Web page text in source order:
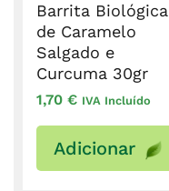
Barrita Biológica
de Caramelo
Salgado e
Curcuma 30gr
1,70 € IVA Incluído
Adicionar